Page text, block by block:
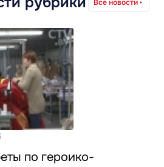
Все новости
по героико-